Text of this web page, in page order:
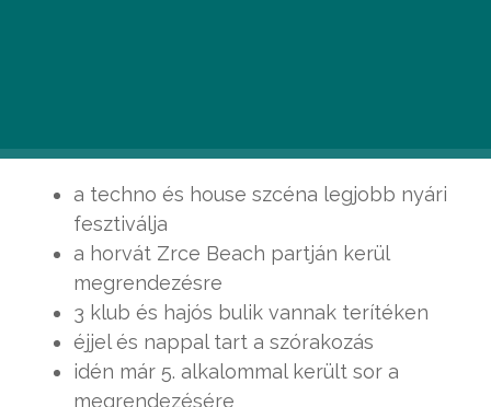
a techno és house szcéna legjobb nyári
fesztiválja
a horvát Zrce Beach partján kerül
megrendezésre
3 klub és hajós bulik vannak terítéken
éjjel és nappal tart a szórakozás
idén már 5. alkalommal került sor a
megrendezésére